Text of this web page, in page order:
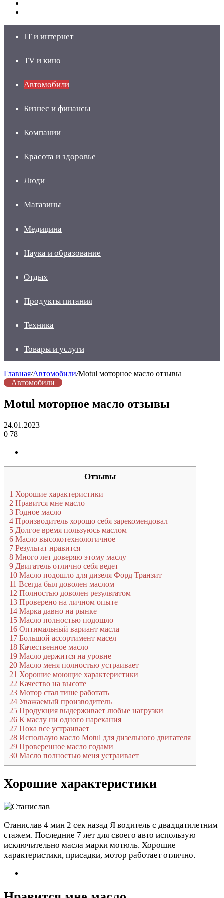
IT и интернет
TV и кино
Автомобили
Бизнес и финансы
Компании
Красота и здоровье
Люди
Магазины
Медицина
Наука и образование
Отдых
Продукты питания
Техника
Товары и услуги
Главная/Автомобили/Motul моторное масло отзывы
Автомобили
Motul моторное масло отзывы
24.01.2023
0 78
Отзывы
1 Хорошие характеристики
2 Нравится мне масло
3 Годное масло
4 Производитель хорошо себя зарекомендовал
5 Долгое время пользуюсь маслом
6 Масло высокотехнологичное
7 Результат нравится
8 Много лет доверяю этому маслу
9 Двигатель отлично себя ведет
10 Масло подошло для дизеля Форд Транзит
11 Всегда был доволен маслом
12 Полностью доволен результатом
13 Проверено на личном опыте
14 Марка давно на рынке
15 Масло полностью подошло
16 Оптимальный вариант масла
17 Большой ассортимент масел
18 Качественное масло
19 Масло держится на уровне
20 Масло меня полностью устраивает
21 Хорошие моющие характеристики
22 Качество на высоте
23 Мотор стал тише работать
24 Уважаемый производитель
25 Продукция выдерживает любые нагрузки
26 К маслу ни одного нарекания
27 Пока все устраивает
28 Использую масло Motul для дизельного двигателя
29 Проверенное масло годами
30 Масло полностью меня устраивает
Хорошие характеристики
Станислав 4 мин 2 сек назад Я водитель с двадцатилетним
стажем. Последние 7 лет для своего авто использую
исключительно масла марки мотюль. Хорошие
характеристики, присадки, мотор работает отлично.